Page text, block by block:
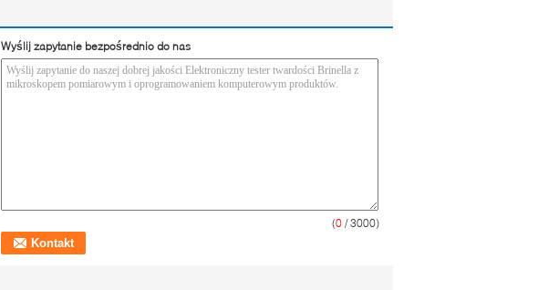
Wyślij zapytanie bezpośrednio do nas
(0 / 3000)